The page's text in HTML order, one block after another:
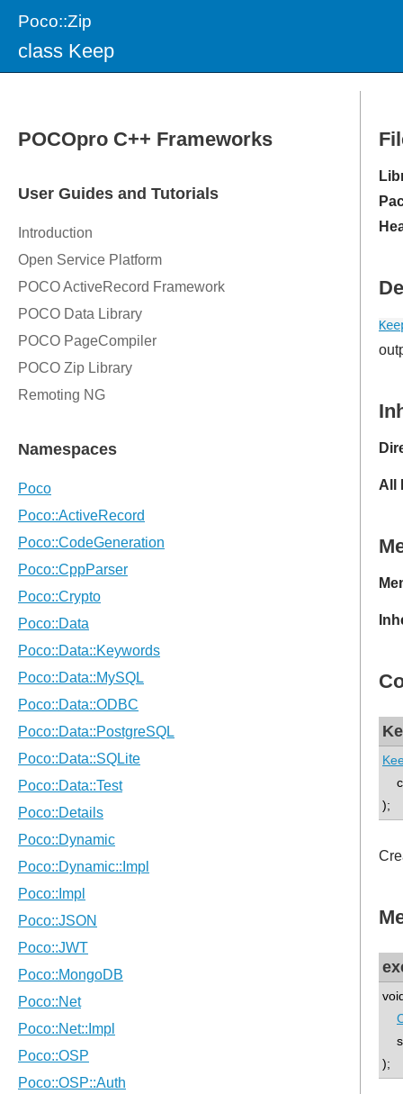
Poco::Zip
class Keep
All
);
);